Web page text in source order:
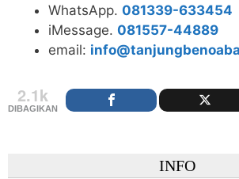
WhatsApp. 081339-633454
iMessage. 081557-44889
email:
2.1k
DIBAGIKAN
INFO